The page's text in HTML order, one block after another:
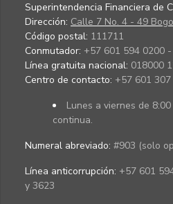
Superintendencia Financiera de
Dirección: Calle 7 No. 4 - 49
Código postal: 111711
Conmutador: +57 601 594 0200
Línea gratuita nacional: 018000
Centro de contacto: +57 601
Lunes a viernes de
continua.
Numeral abreviado: #903 (solo
Línea anticorrupción: +57 601
y 3623